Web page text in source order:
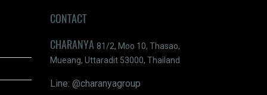
CONTACT
CHARANYA 81/2, Moo 10, Thasao,
Mueang, Uttaradit 53000, Thailand
Line: @charanyagroup